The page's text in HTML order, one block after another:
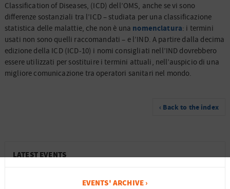
Classification of Diseases, (ICD) dell’OMS, anche se vi sono
differenze sostanziali tra l’ICD – studiata per una classificazione
statistica delle malattie, che non è una nomenclatura: i termini
usati non sono quelli raccomandati – e l’IND. A partire dalla decima
edizione della ICD (ICD-10) i nomi consigliati nell’IND dovrebbero
essere utilizzati per sostituire i termini attuali, nell’auspicio di una
migliore comunicazione tra operatori sanitari nel mondo.
‹ Back to the index
LATEST EVENTS
EVENTS' ARCHIVE ›